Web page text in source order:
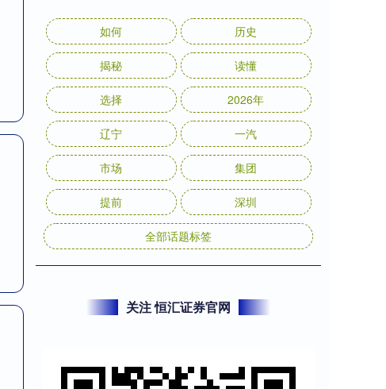
如何 历史
揭秘 读懂
选择 2026年
辽宁 一汽
市场 集团
提前 深圳
全部话题标签
关注 恒汇证券官网